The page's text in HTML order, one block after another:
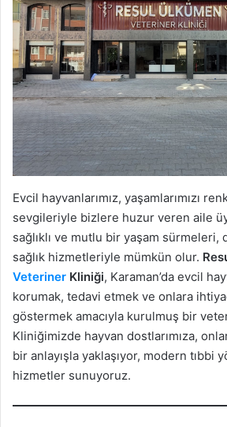
Evcil hayvanlarımız, yaşamlarımızı
sevgileriyle bizlere huzur veren aile
sağlıklı ve mutlu bir yaşam sürmeleri,
sağlık hizmetleriyle mümkün olur.
Veteriner Kliniği, Karaman’da evcil
korumak, tedavi etmek ve onlara
göstermek amacıyla kurulmuş bir
Kliniğimizde hayvan dostlarımıza,
bir anlayışla yaklaşıyor, modern tıbbi
hizmetler sunuyoruz.